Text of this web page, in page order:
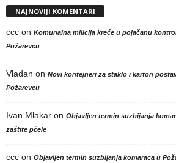
NAJNOVIJI KOMENTARI
ccc on Komunalna milicija kreće u pojačanu
Požarevcu
Vladan on Novi kontejneri za staklo i karton
Požarevcu
Ivan Mlakar on Objavljen termin suzbijanja
zaštite pčele
ccc on Objavljen termin suzbijanja komaraca u